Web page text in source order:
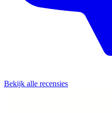
Bekijk alle recensies